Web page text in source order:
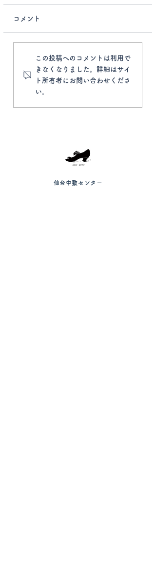
どこに行っても繰り返
す痛みの原因とは？仙
台で「骨格の組み立て
図」から物理的に根本
コメント
この投稿へのコメントは利用で
きなくなりました。詳細はサイ
ト所有者にお問い合わせくださ
い。
仙台中敷センター